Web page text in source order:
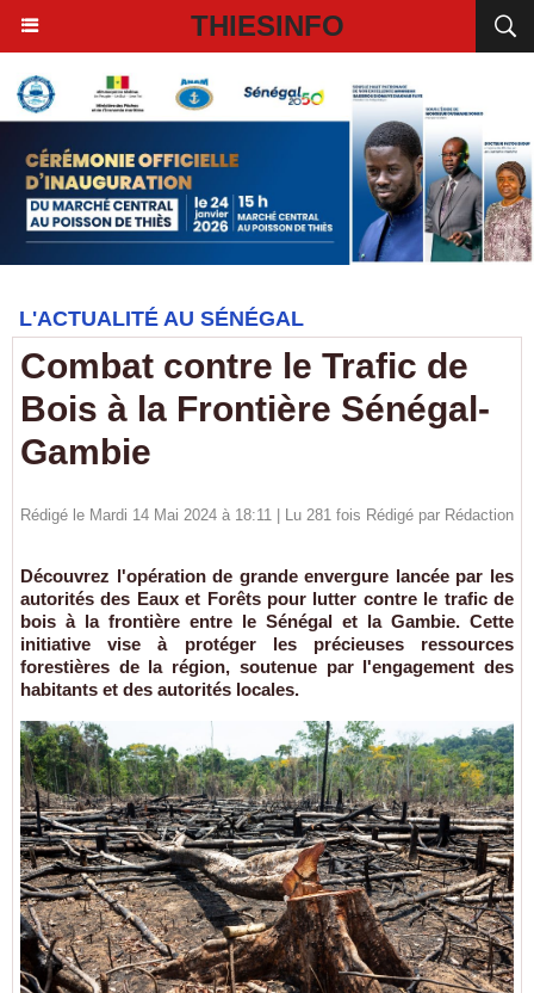
THIESINFO
L'ACTUALITÉ AU SÉNÉGAL
Combat contre le Trafic de
Bois à la Frontière Sénégal-
Gambie
Rédigé le Mardi 14 Mai 2024 à 18:11 | Lu 281 fois Rédigé par Rédaction
Découvrez l'opération de grande envergure lancée par les
autorités des Eaux et Forêts pour lutter contre le trafic de
bois à la frontière entre le Sénégal et la Gambie. Cette
initiative vise à protéger les précieuses ressources
forestières de la région, soutenue par l'engagement des
habitants et des autorités locales.